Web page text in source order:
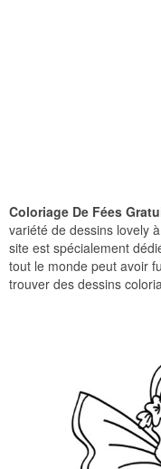
Coloriage De Fées
variété de dessins lovely
site est spécialement
tout le monde peut avoir
trouver des dessins